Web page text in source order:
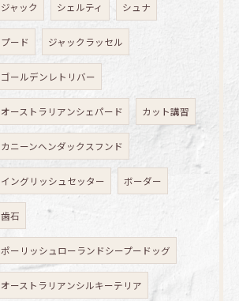
ジャック シェルティ シュナ
プード ジャックラッセル
ゴールデンレトリバー
オーストラリアンシェパード カット講習
カニーンヘンダックスフンド
イングリッシュセッター ボーダー
歯石
ポーリッシュローランドシープードッグ
オーストラリアンシルキーテリア